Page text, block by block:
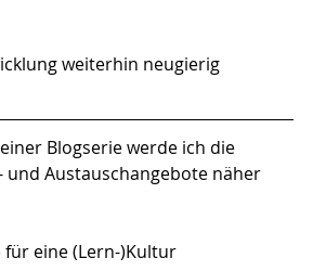
weiterhin neugierig
Blogserie werde ich die
und Austauschangebote näher
für eine (Lern-)Kultur